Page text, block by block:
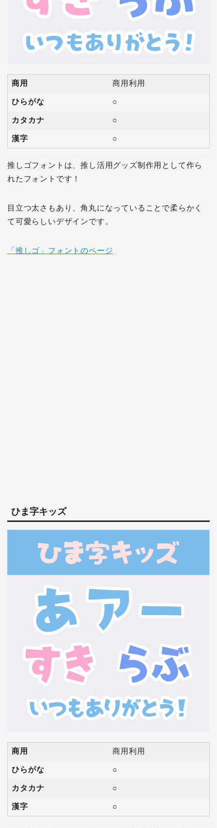
商用 商用利用
ひらがな ○
カタカナ ○
漢字 ○
推しゴフォントは、推し活用グッズ制作用として作ら
れたフォントです！
目立つ太さもあり、角丸になっていることで柔らかく
て可愛らしいデザインです。
「推しゴ」フォントのページ
ひま字キッズ
商用 商用利用
ひらがな ○
カタカナ ○
漢字 ○